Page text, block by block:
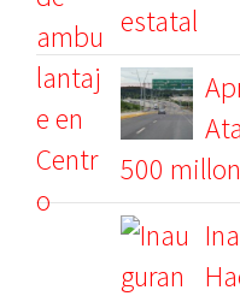
estatal
500